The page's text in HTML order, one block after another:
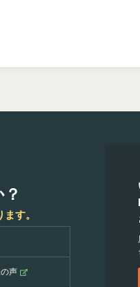
す。
声